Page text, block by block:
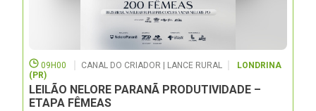
09H00 CANAL DO CRIADOR | LANCE RURAL
LONDRINA
(PR)
LEILÃO NELORE PARANÃ PRODUTIVIDADE –
ETAPA FÊMEAS